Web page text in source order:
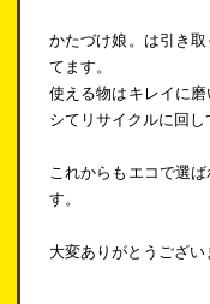
かたづけ娘。は引き
てます。
使える物はキレイに
シてリサイクルに回し
これからもエコで選
す。
大変ありがとうござい